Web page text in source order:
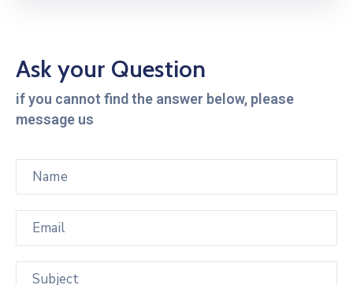
Ask your Question
if you cannot find the answer below, please
message us